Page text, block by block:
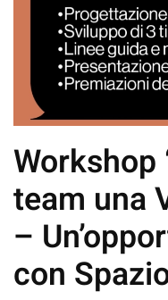
Workshop
team una
–
con